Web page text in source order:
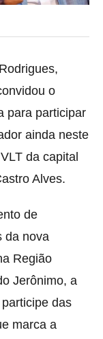
,
o
para participar
ainda neste
da capital
Alves.
de
da nova
Região
Jerônimo, a
das
marca a